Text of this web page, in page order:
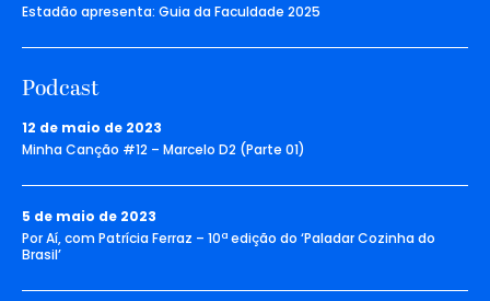
Estadão apresenta: Guia da Faculdade 2025
Podcast
12 de maio de 2023
Minha Canção #12 – Marcelo D2 (Parte 01)
5 de maio de 2023
Por Aí, com Patrícia Ferraz – 10ª edição do ‘Paladar Cozinha do
Brasil’